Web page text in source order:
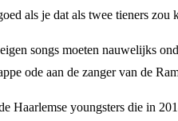
als je dat als twee tieners
songs moeten nauwelijks
ode aan de zanger van de
Haarlemse youngsters die in